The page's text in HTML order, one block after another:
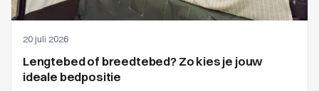
20 juli 2026
Lengtebed of breedtebed? Zo kies je jouw
ideale bedpositie